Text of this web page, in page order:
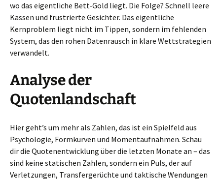
wo das eigentliche Bett‑Gold liegt. Die Folge? Schnell leere
Kassen und frustrierte Gesichter. Das eigentliche
Kernproblem liegt nicht im Tippen, sondern im fehlenden
System, das den rohen Datenrausch in klare Wettstrategien
verwandelt.
Analyse der
Quotenlandschaft
Hier geht’s um mehr als Zahlen, das ist ein Spielfeld aus
Psychologie, Formkurven und Momentaufnahmen. Schau
dir die Quotenentwicklung über die letzten Monate an – das
sind keine statischen Zahlen, sondern ein Puls, der auf
Verletzungen, Transfergerüchte und taktische Wendungen